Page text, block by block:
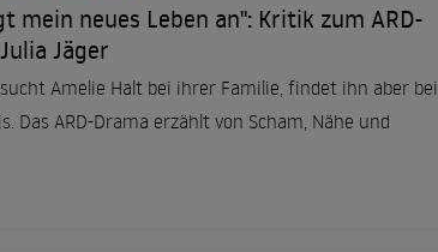
mein neues Leben an": Kritik zum ARD-
Jäger
Amelie Halt bei ihrer Familie, findet ihn aber bei
Das ARD-Drama erzählt von Scham, Nähe und